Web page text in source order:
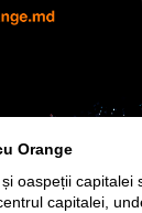
Orange
oaspeții capitalei
capitalei,